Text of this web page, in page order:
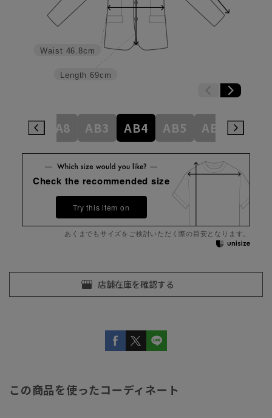
Length 69cm
Waist 46.8cm
A7 A8 AB3 AB4 AB5 AB6
Check the recommended size
Try this item on
あくまでもサイズをご検討いただく際の目安となります。
この商品を使ったコーディネート